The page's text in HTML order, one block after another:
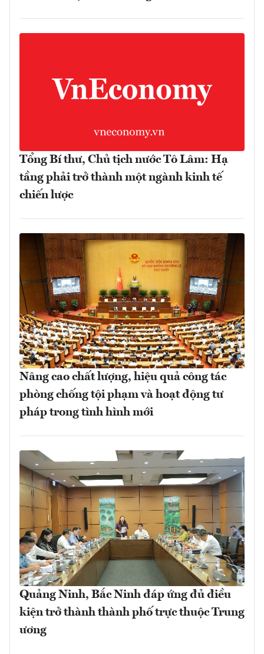
Tổng Bí thư, Chủ tịch nước Tô Lâm: Hạ
tầng phải trở thành một ngành kinh tế
chiến lược
Nâng cao chất lượng, hiệu quả công tác
phòng chống tội phạm và hoạt động tư
pháp trong tình hình mới
Quảng Ninh, Bắc Ninh đáp ứng đủ điều
kiện trở thành thành phố trực thuộc Trung
ương